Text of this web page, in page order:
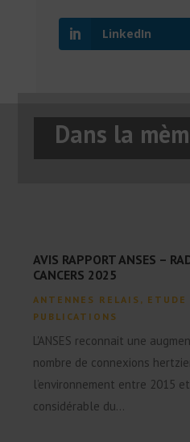
LinkedIn
Dans la
AVIS RAPPORT ANSES –
CANCERS 2025
ANTENNES RELAIS ,
PUBLICATIONS
L'ANSES reconnait une
nombre de connexions
l’environnement entre 2015
considérable du...